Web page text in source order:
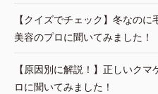
【クイズでチェック】冬なの
美容のプロに聞いてみました！
【原因別に解説！】正しいク
ロに聞いてみました！